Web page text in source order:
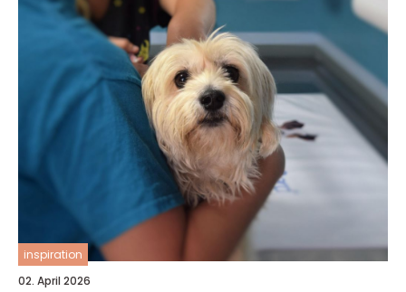
inspiration
02. April 2026